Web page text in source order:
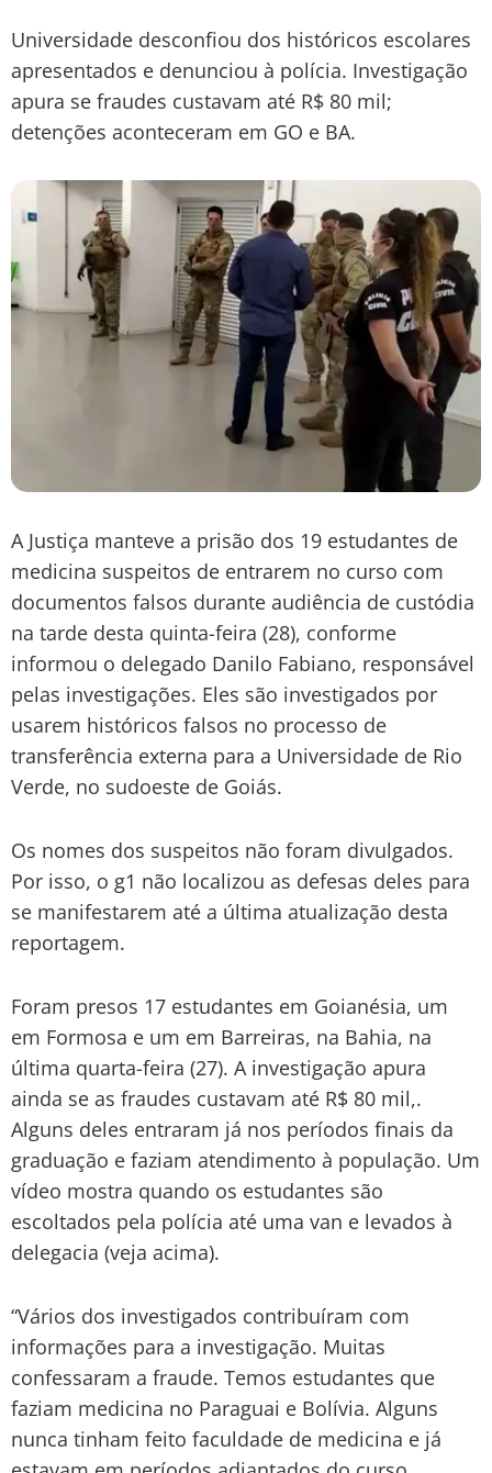
Universidade desconfiou dos históricos escolares
apresentados e denunciou à polícia. Investigação
apura se fraudes custavam até R$ 80 mil;
detenções aconteceram em GO e BA.
A Justiça manteve a prisão dos 19 estudantes de
medicina suspeitos de entrarem no curso com
documentos falsos durante audiência de custódia
na tarde desta quinta-feira (28), conforme
informou o delegado Danilo Fabiano, responsável
pelas investigações. Eles são investigados por
usarem históricos falsos no processo de
transferência externa para a Universidade de Rio
Verde, no sudoeste de Goiás.
Os nomes dos suspeitos não foram divulgados.
Por isso, o g1 não localizou as defesas deles para
se manifestarem até a última atualização desta
reportagem.
Foram presos 17 estudantes em Goianésia, um
em Formosa e um em Barreiras, na Bahia, na
última quarta-feira (27). A investigação apura
ainda se as fraudes custavam até R$ 80 mil,.
Alguns deles entraram já nos períodos finais da
graduação e faziam atendimento à população. Um
vídeo mostra quando os estudantes são
escoltados pela polícia até uma van e levados à
delegacia (veja acima).
“Vários dos investigados contribuíram com
informações para a investigação. Muitas
confessaram a fraude. Temos estudantes que
faziam medicina no Paraguai e Bolívia. Alguns
nunca tinham feito faculdade de medicina e já